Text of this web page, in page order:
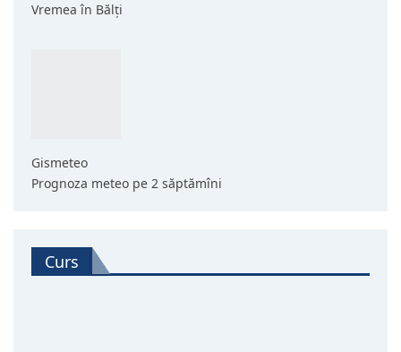
Vremea în Bălți
Gismeteo
Prognoza meteo pe 2 săptămîni
Curs